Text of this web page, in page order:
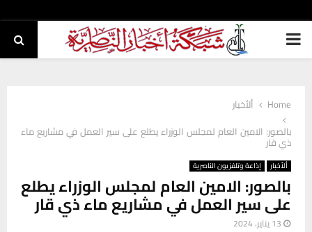
PRIMARY
Home
ألأخبار
بالصور: الامين العام لمجلس الوزراء يطلع على سير العمل في مشاريع ماء
ذي قار
ألأخبار إذاعة وتلفزيون الناصرية
بالصور: الامين العام لمجلس الوزراء يطلع
على سير العمل في مشاريع ماء ذي قار
13 يناير، 2024